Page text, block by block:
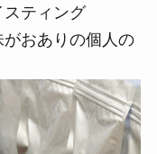
ティング
おありの個人の